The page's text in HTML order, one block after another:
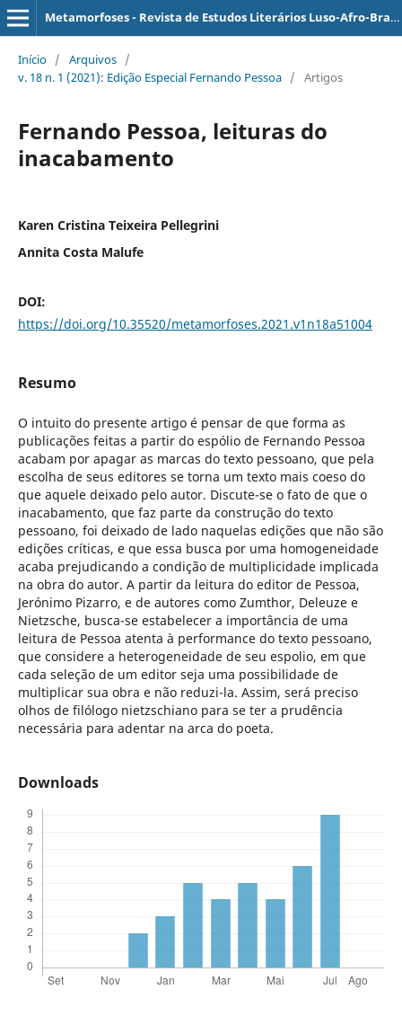
Metamorfoses - Revista de Estudos Literários Luso-Afro-Brasileiros
Início / Arquivos /
v. 18 n. 1 (2021): Edição Especial Fernando Pessoa / Artigos
Fernando Pessoa, leituras do
inacabamento
Karen Cristina Teixeira Pellegrini
Annita Costa Malufe
DOI:
https://doi.org/10.35520/metamorfoses.2021.v1n18a51004
Resumo
O intuito do presente artigo é pensar de que forma as
publicações feitas a partir do espólio de Fernando Pessoa
acabam por apagar as marcas do texto pessoano, que pela
escolha de seus editores se torna um texto mais coeso do
que aquele deixado pelo autor. Discute-se o fato de que o
inacabamento, que faz parte da construção do texto
pessoano, foi deixado de lado naquelas edições que não são
edições críticas, e que essa busca por uma homogeneidade
acaba prejudicando a condição de multiplicidade implicada
na obra do autor. A partir da leitura do editor de Pessoa,
Jerónimo Pizarro, e de autores como Zumthor, Deleuze e
Nietzsche, busca-se estabelecer a importância de uma
leitura de Pessoa atenta à performance do texto pessoano,
que considere a heterogeneidade de seu espolio, em que
cada seleção de um editor seja uma possibilidade de
multiplicar sua obra e não reduzi-la. Assim, será preciso
olhos de filólogo nietzschiano para se ter a prudência
necessária para adentar na arca do poeta.
Downloads